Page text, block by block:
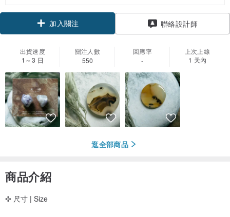
加入關注 聯絡設計師
出貨速度
1～3 日
關注人數
550
回應率
-
上次上線
1 天內
逛全部商品
商品介紹
✣ 尺寸 | Size